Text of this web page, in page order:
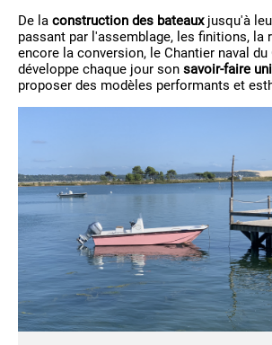
De la construction des bateauxjusqu'à
passant par l'assemblage, les finitions, la
encore la conversion, le Chantier naval du
développe chaque jour son savoir-faire
proposer des modèles performants et